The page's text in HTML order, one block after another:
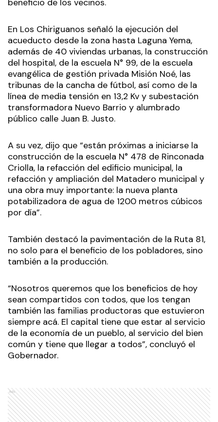
En Los Chiriguanos señaló la ejecución del
acueducto desde la zona hasta Laguna Yema,
además de 40 viviendas urbanas, la construcción
del hospital, de la escuela N° 99, de la escuela
evangélica de gestión privada Misión Noé, las
tribunas de la cancha de fútbol, así como de la
línea de media tensión en 13,2 Kv y subestación
transformadora Nuevo Barrio y alumbrado
público calle Juan B. Justo.
A su vez, dijo que “están próximas a iniciarse la
construcción de la escuela N° 478 de Rinconada
Criolla, la refacción del edificio municipal, la
refacción y ampliación del Matadero municipal y
una obra muy importante: la nueva planta
potabilizadora de agua de 1200 metros cúbicos
por día”.
También destacó la pavimentación de la Ruta 81,
no solo para el beneficio de los pobladores, sino
también a la producción.
“Nosotros queremos que los beneficios de hoy
sean compartidos con todos, que los tengan
también las familias productoras que estuvieron
siempre acá. El capital tiene que estar al servicio
de la economía de un pueblo, al servicio del bien
común y tiene que llegar a todos”, concluyó el
Gobernador.
Ads